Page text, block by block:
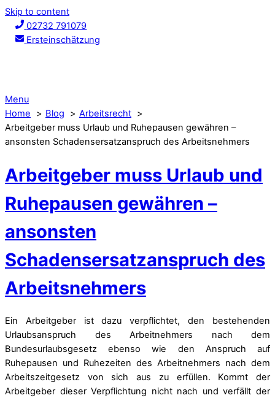
Skip to content
02732 791079
Ersteinschätzung
Menu
Home
Blog
Arbeitsrecht
Arbeitgeber muss Urlaub und Ruhepausen gewähren –
ansonsten Schadensersatzanspruch des Arbeitsnehmers
Arbeitgeber muss Urlaub und
Ruhepausen gewähren –
ansonsten
Schadensersatzanspruch des
Arbeitsnehmers
Ein Arbeitgeber ist dazu verpflichtet, den bestehenden
Urlaubsanspruch des Arbeitnehmers nach dem
Bundesurlaubsgesetz ebenso wie den Anspruch auf
Ruhepausen und Ruhezeiten des Arbeitnehmers nach dem
Arbeitszeitgesetz von sich aus zu erfüllen. Kommt der
Arbeitgeber dieser Verpflichtung nicht nach und verfällt der